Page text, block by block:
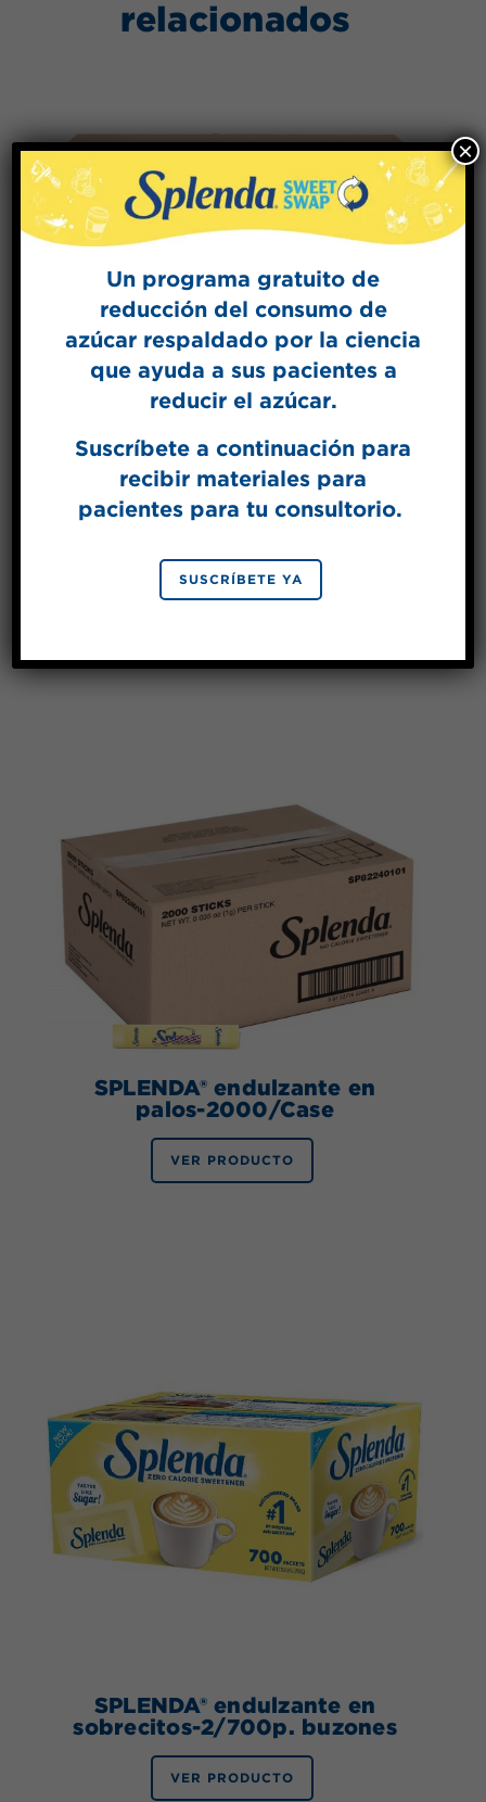
relacionados
SPLENDA® endulzante en
sobrecitos-2000/Case
SPLENDA® endulzante en
palos-2000/Case
VER PRODUCTO
SPLENDA® endulzante en
sobrecitos-2/700p. buzones
VER PRODUCTO
Un programa gratuito de
reducción del consumo de
azúcar respaldado por la ciencia
que ayuda a sus pacientes a
reducir el azúcar.
Suscríbete a continuación para
recibir materiales para
pacientes para tu consultorio.
SUSCRÍBETE YA
×